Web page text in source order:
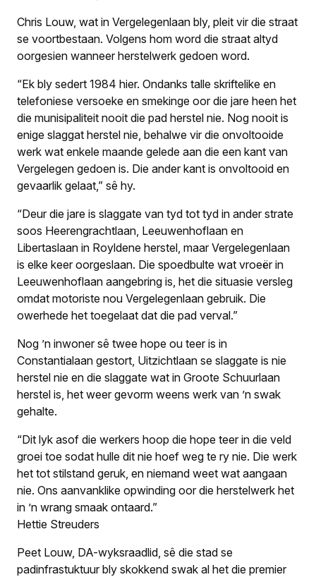
Chris Louw, wat in Vergelegenlaan bly, pleit vir die straat
se voortbestaan. Volgens hom word die straat altyd
oorgesien wanneer herstelwerk gedoen word.
“Ek bly sedert 1984 hier. Ondanks talle skriftelike en
telefoniese versoeke en smekinge oor die jare heen het
die munisipaliteit nooit die pad herstel nie. Nog nooit is
enige slaggat herstel nie, behalwe vir die onvoltooide
werk wat enkele maande gelede aan die een kant van
Vergelegen gedoen is. Die ander kant is onvoltooid en
gevaarlik gelaat,” sê hy.
“Deur die jare is slaggate van tyd tot tyd in ander strate
soos Heerengracht­laan, Leeuwenhoflaan en
Libertaslaan in Royldene herstel, maar Vergelegen­laan
is elke keer oorgeslaan. Die spoedbulte wat vroeër in
Leeuwenhof­laan aangebring is, het die situasie versleg
omdat motoriste nou Vergelegenlaan gebruik. Die
owerhede het toegelaat dat die pad verval.”
Nog ’n inwoner sê twee hope ou teer is in
Constantialaan gestort, Uitzichtlaan se slaggate is nie
herstel nie en die slaggate wat in Groote Schuurlaan
herstel is, het weer gevorm weens werk van ’n swak
gehalte.
“Dit lyk asof die werkers hoop die hope teer in die veld
groei toe sodat hulle dit nie hoef weg te ry nie. Die werk
het tot stilstand geruk, en niemand weet wat aangaan
nie. Ons aanvanklike opwinding oor die herstel­werk het
in ’n wrang smaak ontaard.”
Hettie Streuders
Peet Louw, DA-wyksraadlid, sê die stad se
padinfrastuktuur bly skokkend swak al het die premier